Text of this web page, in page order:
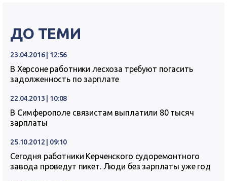
ДО ТЕМИ
23.04.2016 | 12:56
В Херсоне работники лесхоза требуют погасить
задолженность по зарплате
22.04.2013 | 10:08
В Симферополе связистам выплатили 80 тысяч
зарплаты
25.10.2012 | 09:10
Сегодня работники Керченского судоремонтного
завода проведут пикет. Люди без зарплаты уже год